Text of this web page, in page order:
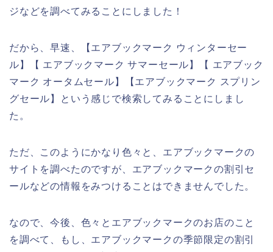
ジなどを調べてみることにしました！
だから、早速、【エアブックマーク ウィンターセー
ル】【 エアブックマーク サマーセール】【 エアブック
マーク オータムセール】【エアブックマーク スプリン
グセール】という感じで検索してみることにしまし
た。
ただ、このようにかなり色々と、エアブックマークの
サイトを調べたのですが、エアブックマークの割引セ
ールなどの情報をみつけることはできませんでした。
なので、今後、色々とエアブックマークのお店のこと
を調べて、もし、エアブックマークの季節限定の割引